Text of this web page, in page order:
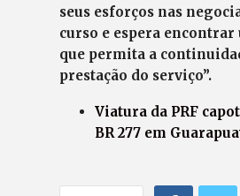
seus esforços nas
curso e espera encontrar
que permita a
prestação do serviço”.
Viatura da PRF
BR 277 em